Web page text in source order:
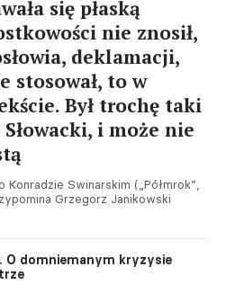
się płaską
nie znosił,
deklamacji,
stosował, to w
Był trochę taki
i może nie
Swinarskim („Półmrok”,
Grzegorz Janikowski
O domniemanym kryzysie